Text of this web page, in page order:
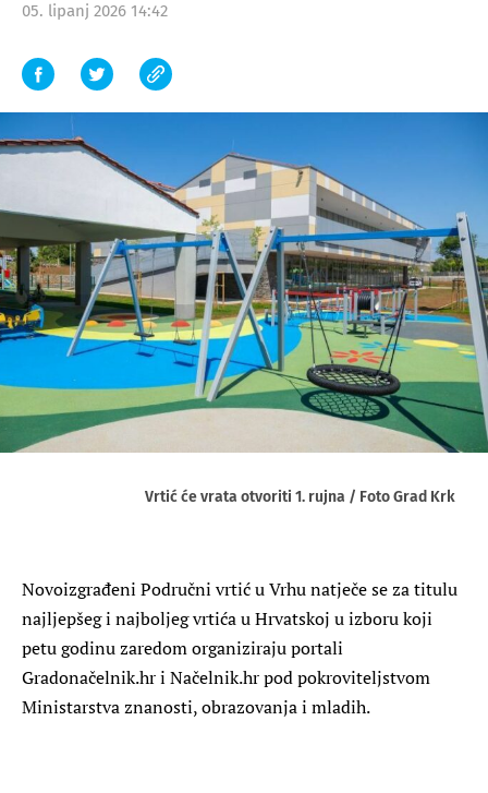
05. lipanj 2026 14:42
Vrtić će vrata otvoriti 1. rujna / Foto Grad Krk
Novoizgrađeni Područni vrtić u Vrhu natječe se za titulu
najljepšeg i najboljeg vrtića u Hrvatskoj u izboru koji
petu godinu zaredom organiziraju portali
Gradonačelnik.hr i Načelnik.hr pod pokroviteljstvom
Ministarstva znanosti, obrazovanja i mladih.